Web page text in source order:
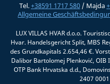
Tel.+38591 1717 580 / Majda
Allgemeine
LUX VILLAS HVAR d.o.o.
Hvar. Handelsgericht Split, MBS
des Grundkapitals 2.654,46 €.
Dalibor Bartolomej Plenković,
OTP Bank Hrvatska d.d.,
2407